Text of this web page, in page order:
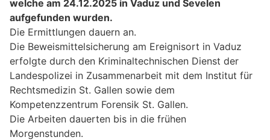
welche am 24.12.2025 in Vaduz und Sevelen
aufgefunden wurden.
Die Ermittlungen dauern an.
Die Beweismittelsicherung am Ereignisort in Vaduz
erfolgte durch den Kriminaltechnischen Dienst der
Landespolizei in Zusammenarbeit mit dem Institut für
Rechtsmedizin St. Gallen sowie dem
Kompetenzzentrum Forensik St. Gallen.
Die Arbeiten dauerten bis in die frühen
Morgenstunden.